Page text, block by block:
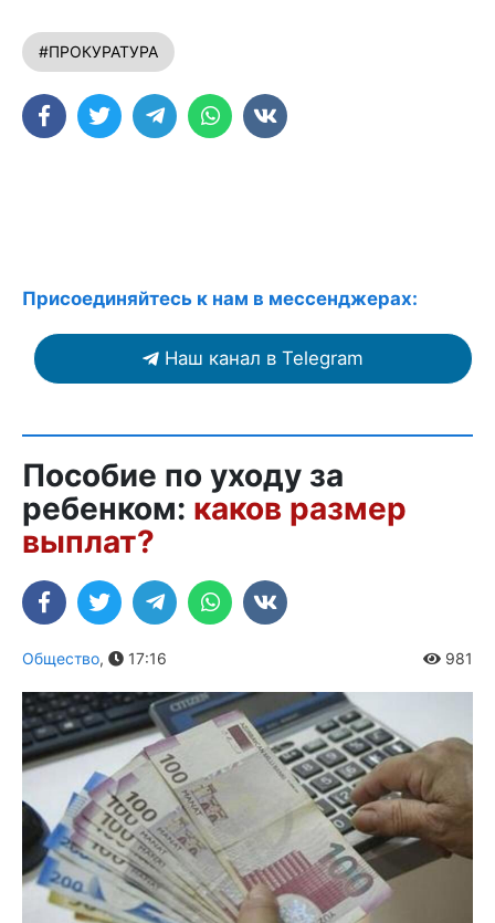
#ПРОКУРАТУРА
Присоединяйтесь к нам в мессенджерах:
Наш канал в Telegram
Пособие по уходу за
ребенком: каков размер
выплат?
Общество, 17:16 981